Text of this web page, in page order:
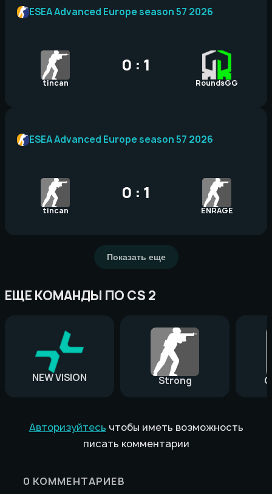
tincan
0 : 1
RoundsGG
ESEA Advanced Europe season 57 2026
tincan
0 : 1
ENRAGE
ESEA Advanced Europe season 57 2026
Показать еще
ЕЩЕ КОМАНДЫ ПО CS 2
NEW VISION Strong
Авторизуйтесь чтобы иметь возможность
писать комментарии
0 КОММЕНТАРИЕВ